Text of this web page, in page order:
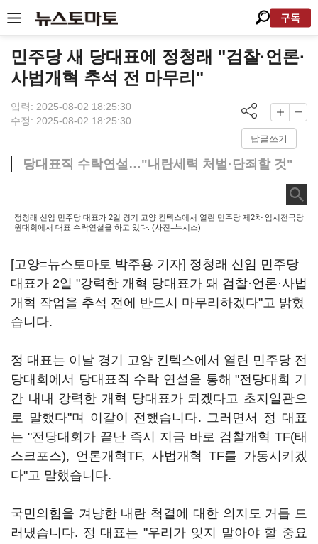
구독
민주당 새 당대표에 정청래 "검찰·언론·
사법개혁 추석 전 마무리"
입력: 2025-08-02 18:25:30
수정: 2025-08-02 18:25:30
답글쓰기
당대표직 수락연설…"내란세력 처벌·단죄할 것"
정청래 신임 민주당 대표가 2일 경기 고양 킨텍스에서 열린 민주당 제2차 임시전국당
원대회에서 대표 수락연설을 하고 있다. (사진=뉴시스)
[고양=뉴스토마토 박주용 기자] 정청래 신임 민주당
대표가 2일 "강력한 개혁 당대표가 돼 검찰·언론·사법
개혁 작업을 추석 전에 반드시 마무리하겠다"고 밝혔
습니다.
정 대표는 이날 경기 고양 킨텍스에서 열린 민주당 전
당대회에서 당대표직 수락 연설을 통해 "전당대회 기
간 내내 강력한 개혁 당대표가 되겠다고 초지일관으
로 말했다"며 이같이 전했습니다. 그러면서 정 대표
는 "전당대회가 끝난 즉시 지금 바로 검찰개혁 TF(태
스크포스), 언론개혁TF, 사법개혁 TF를 가동시키겠
다"고 말했습니다.
국민의힘을 겨냥한 내란 척결에 대한 의지도 거듭 드
러냈습니다. 정 대표는 "우리가 잊지 말아야 할 중요